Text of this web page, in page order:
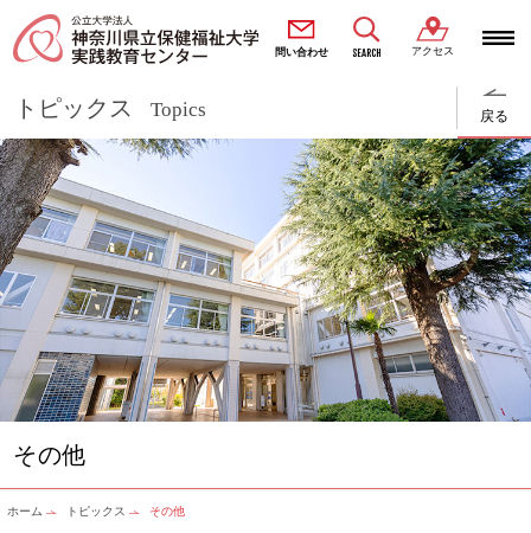
問い合わせ SEARCH アクセス
トピックス Topics 戻る
その他
ホーム トピックス その他